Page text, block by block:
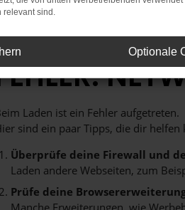
Laden ist ein Fehler aufgetreten.
sind ein paar Tipps, die dir helfen
Überprüfe deine Firewall und
Laden andere Webseiten, zum
Prüfe deine
Manche Erweiterungen, wie
relevant sind.
Optionale